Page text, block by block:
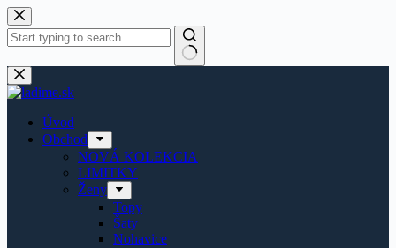
Späť
na
obsah
Žiadne
výsledky
Úvod
Obchod
NOVÁ KOLEKCIA
LIMITKY
Ženy
Topy
Šaty
Nohavice